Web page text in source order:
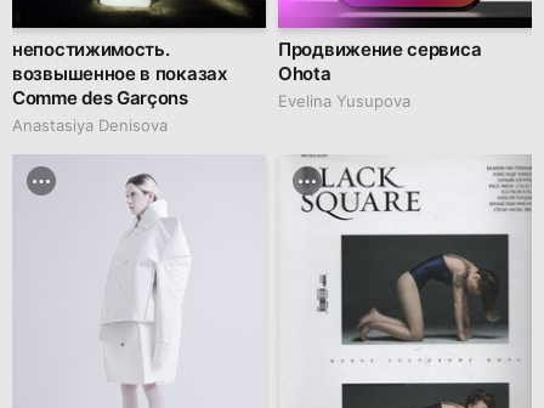
непостижимость.
возвышенное в показах
Comme des Garçons
Anastasiya Denisova
Продвижение сервиса
Ohota
Evelina Yusupova